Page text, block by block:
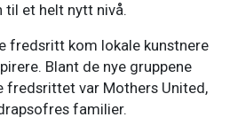
til et helt nytt nivå.
fredsritt kom lokale kunstnere
Blant de nye gruppene
var Mothers United,
familier.